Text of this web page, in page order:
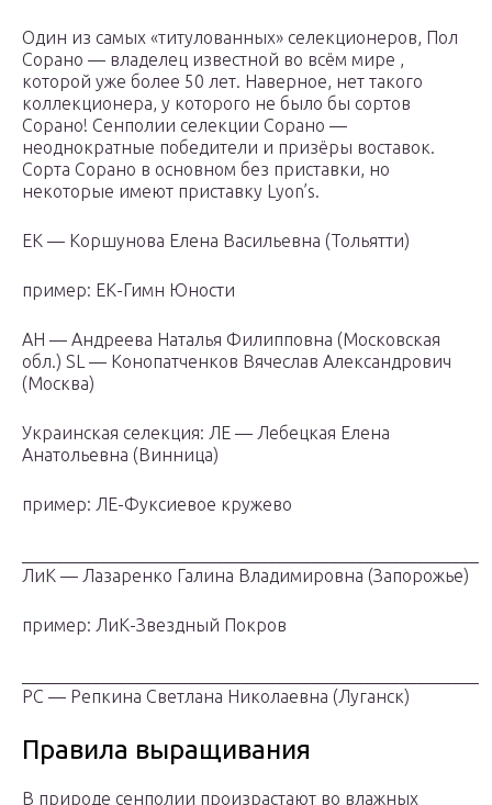
Один из самых «титулованных» селекционеров, Пол
Сорано — владелец известной во всём мире ,
которой уже более 50 лет. Наверное, нет такого
коллекционера, у которого не было бы сортов
Сорано! Сенполии селекции Сорано —
неоднократные победители и призёры воставок.
Сорта Сорано в основном без приставки, но
некоторые имеют приставку Lyon’s.
ЕК — Коршунова Елена Васильевна (Тольятти)
пример: ЕК-Гимн Юности
АН — Андреева Наталья Филипповна (Московская
обл.) SL — Конопатченков Вячеслав Александрович
(Москва)
Украинская селекция: ЛЕ — Лебецкая Елена
Анатольевна (Винница)
пример: ЛЕ-Фуксиевое кружево
ЛиК — Лазаренко Галина Владимировна (Запорожье)
пример: ЛиК-Звездный Покров
РС — Репкина Светлана Николаевна (Луганск)
Правила выращивания
В природе сенполии произрастают во влажных